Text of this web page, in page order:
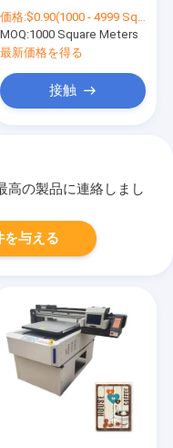
Canon OKI Printer
PET Clear Inkjet Film
価格:$0.90(1000 - 4999 Square Meters) $0.80(5000 - 9999 Square Meters) $0.70(>=10000 Square Meters)
MOQ:1000 Square Meters
最新価格を得る
接触
高の製品に連絡しまし
を与える